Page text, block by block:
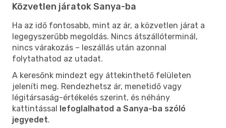
Közvetlen járatok Sanya-ba
Ha az idő fontosabb, mint az ár, a közvetlen járat a
legegyszerűbb megoldás. Nincs átszállóterminál,
nincs várakozás – leszállás után azonnal
folytathatod az utadat.
A keresőnk mindezt egy áttekinthető felületen
jeleníti meg. Rendezhetsz ár, menetidő vagy
légitársaság-értékelés szerint, és néhány
kattintással lefoglalhatod a Sanya-ba szóló
jegyedet.